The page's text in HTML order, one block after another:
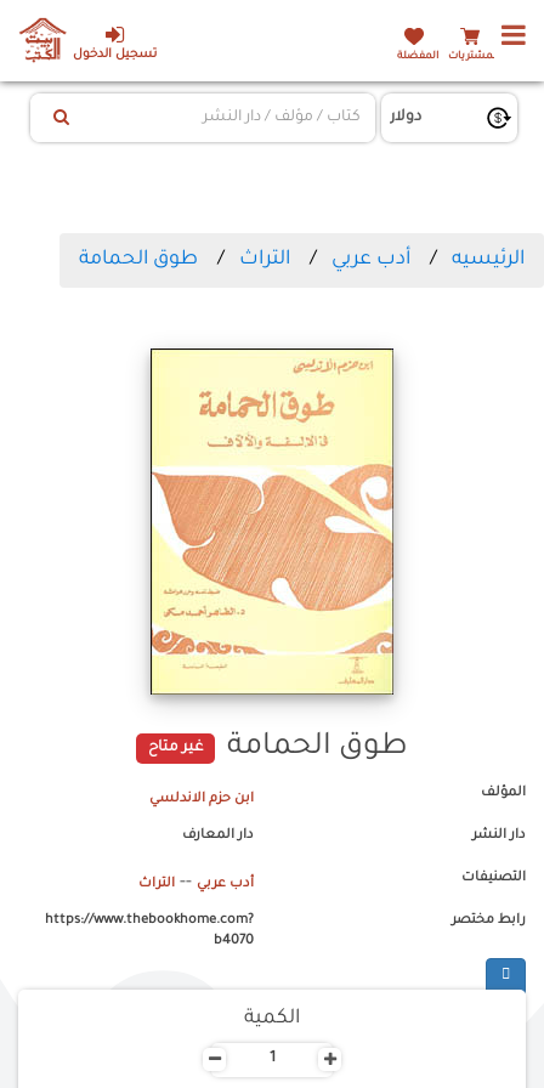
تسجيل الدخول المشتريات المفضلة
الرئيسيه أدب عربي التراث طوق الحمامة
طوق الحمامة غير متاح
المؤلف ابن حزم الاندلسي
دار النشر دار المعارف
التصنيفات أدب عربي -- التراث
رابط مختصر
https://www.thebookhome.com?
b4070
الكمية
- +